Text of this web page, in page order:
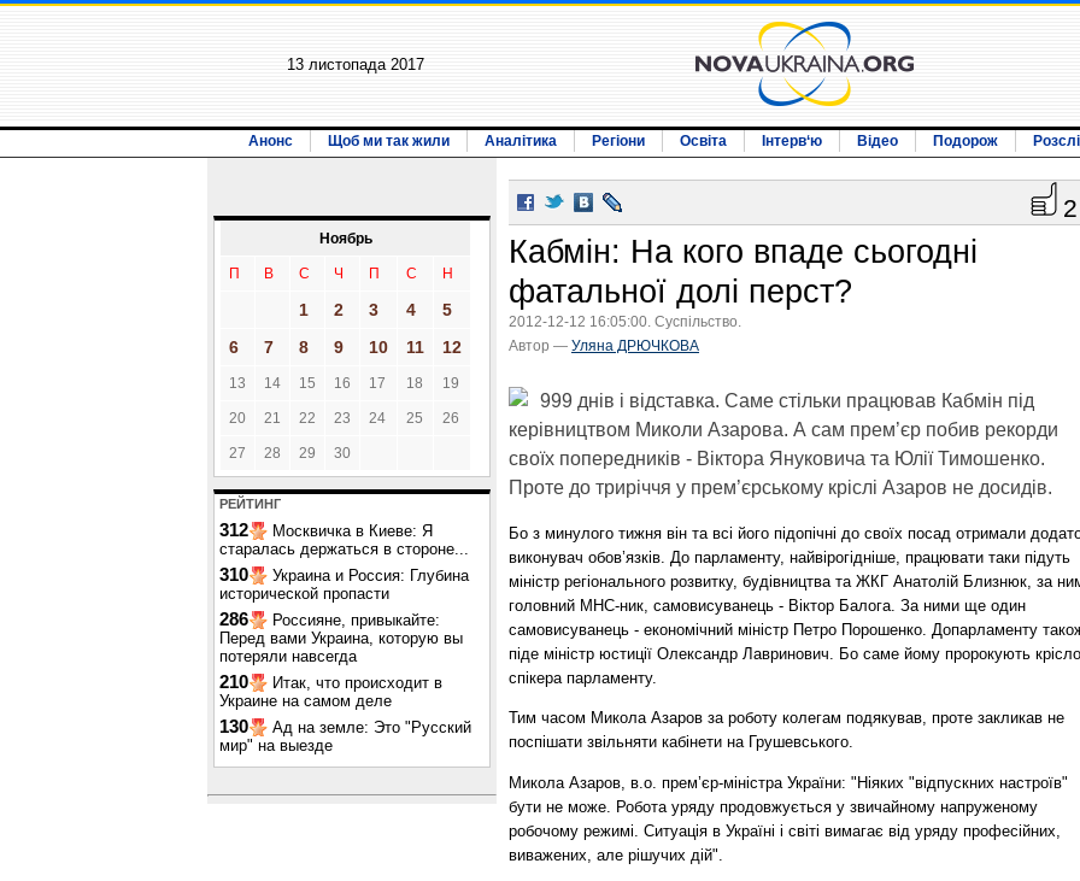
13 листопада 2017
Анонс Щоб ми так жили Аналітика Регіони Освіта Інтерв‘ю Відео Подорож
Ноябрь
П В С Ч П С Н
1 2 3 4
5
6
7 8 9 10 11 12
13 14 15 16 17 18 19
20 21 22 23 24 25 26
27 28 29 30
РЕЙТИНГ
312
Москвичка в Киеве: Я
старалась держаться в стороне...
310
Украина и Россия: Глубина
исторической пропасти
286
Россияне, привыкайте:
Перед вами Украина, которую вы
потеряли навсегда
210
Итак, что происходит в
Украине на самом деле
130
Ад на земле: Это "Русский
мир" на выезде
2
Кабмін: На кого впаде сьогодні
фатальної долі перст?
2012-12-12 16:05:00. Суспільство.
Автор — Уляна ДРЮЧКОВА
999 днів і відставка. Саме стільки працював Кабмін під
керівництвом Миколи Азарова. А сам прем’єр побив рекорди
своїх попередників - Віктора Януковича та Юлії Тимошенко.
Проте до триріччя у прем’єрському кріслі Азаров не досидів.
Бо з минулого тижня він та всі його підопічні до своїх посад отримали
виконувач обов’язків. До парламенту, найвірогідніше, працювати таки підуть
міністр регіонального розвитку, будівництва та ЖКГ Анатолій Близнюк, за
головний МНС-ник, самовисуванець - Віктор Балога. За ними ще один
самовисуванець - економічний міністр Петро Порошенко. Допарламенту
піде міністр юстиції Олександр Лавринович. Бо саме йому пророкують крісло
спікера парламенту.
Тим часом Микола Азаров за роботу колегам подякував, проте закликав не
поспішати звільняти кабінети на Грушевського.
Микола Азаров, в.о. прем’єр-міністра України: "Ніяких "відпускних настроїв"
бути не може. Робота уряду продовжується у звичайному напруженому
робочому режимі. Ситуація в Україні і світі вимагає від уряду професійних,
виважених, але рішучих дій".